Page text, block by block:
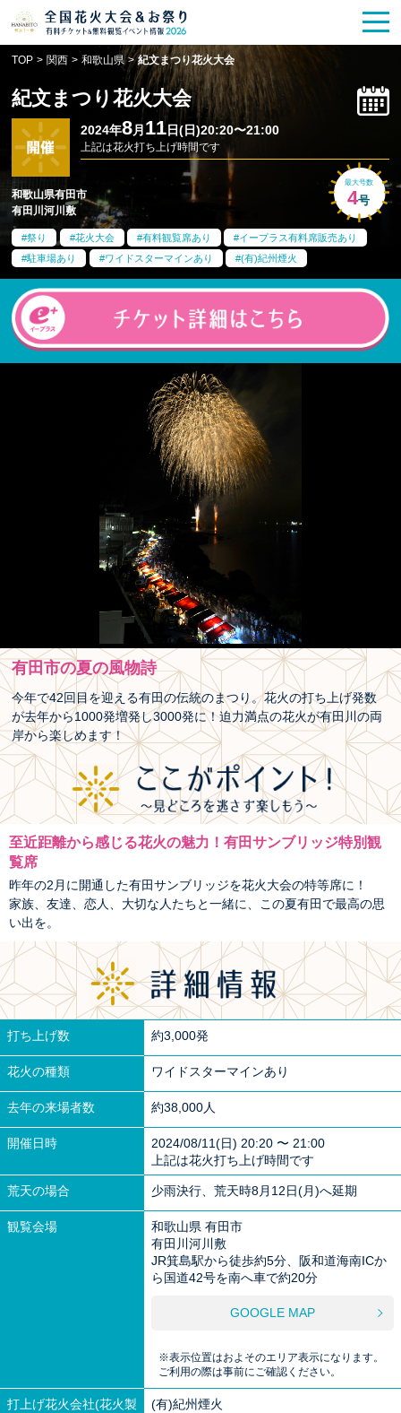
花火大会
HANABITOの道
有料観覧席販売一覧
ポスター一覧
レポート記事
今週末開催花火・祭一覧
TOP
TOP > 関西 > 和歌山県 > 紀文まつり花火大会
紀文まつり花火大会
最大号数
4号
2024年8月 11日(日)20:20〜21:00
上記は花火打ち上げ時間です
和歌山県有田市
有田川河川敷
祭り 花火大会 有料観覧席あり
イープラス有料席販売あり
駐車場あり
ワイドスターマインあり (有)紀州煙火
有田市の夏の風物詩
今年で42回目を迎える有田の伝統のまつり。花火の打ち上げ発数
が去年から1000発増発し3000発に！迫力満点の花火が有田川の両
岸から楽しめます！
至近距離から感じる花火の魅力！有田サンブリッジ特別観
覧席
昨年の2月に開通した有田サンブリッジを花火大会の特等席に！
家族、友達、恋人、大切な人たちと一緒に、この夏有田で最高の思
い出を。
打ち上げ数 約3,000発
花火の種類 ワイドスターマインあり
去年の来場者数 約38,000人
開催日時
2024/08/11(日) 20:20 〜 21:00
上記は花火打ち上げ時間です
荒天の場合 少雨決行、荒天時8月12日(月)へ延期
観覧会場
和歌山県 有田市
有田川河川敷
JR箕島駅から徒歩約5分、阪和道海南ICか
ら国道42号を南へ車で約20分
GOOGLE MAP
※表示位置はおよそのエリア表示になります。
ご利用の際は事前にご確認ください。
打上げ花火会社(花火製
(有)紀州煙火